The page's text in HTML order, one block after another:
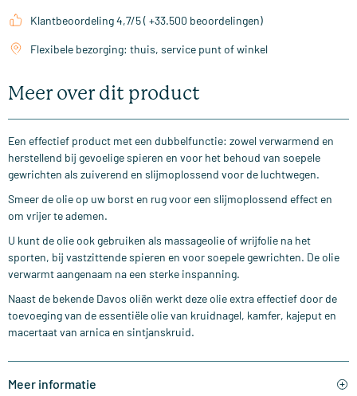
Klantbeoordeling 4,7/5 ( +33.500 beoordelingen)
Flexibele bezorging: thuis, service punt of winkel
Meer over dit product
Een effectief product met een dubbelfunctie: zowel verwarmend en
herstellend bij gevoelige spieren en voor het behoud van soepele
gewrichten als zuiverend en slijmoplossend voor de luchtwegen.
Smeer de olie op uw borst en rug voor een slijmoplossend effect en
om vrijer te ademen.
U kunt de olie ook gebruiken als massageolie of wrijfolie na het
sporten, bij vastzittende spieren en voor soepele gewrichten. De olie
verwarmt aangenaam na een sterke inspanning.
Naast de bekende Davos oliën werkt deze olie extra effectief door de
toevoeging van de essentiële olie van kruidnagel, kamfer, kajeput en
macertaat van arnica en sintjanskruid.
Meer informatie